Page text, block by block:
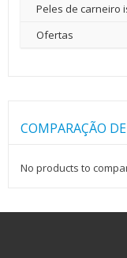
Peles de carneiro
Ofertas
COMPARAÇÃO
No products to